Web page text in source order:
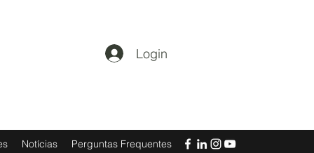
Login
Notícias Perguntas Frequentes